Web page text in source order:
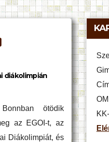
diákolimpián
ötödik
az EGOI-t, az
Diákolimpiát, és